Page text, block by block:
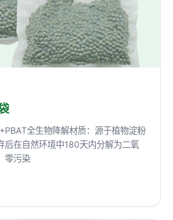
全生物降解材质：源于植物淀粉
后在自然环境中180天内分解为二氧
零污染